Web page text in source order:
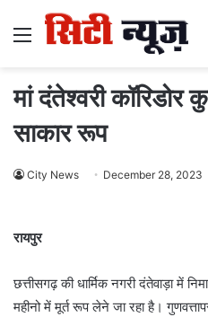
Menu
मां दंतेश्वरी कॉरिडोर
साकार रूप
City News December 28, 2023
रायपुर
छत्तीसगढ़ की धार्मिक नगरी दंतेवाड़ा में
महीनो में मूर्त रूप लेने जा रहा है।